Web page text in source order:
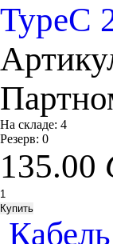
TypeC
На складе: 4
Резерв: 0
135.00